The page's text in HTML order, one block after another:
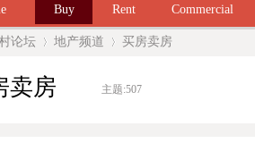
Buy
Rent
Commercial
论坛 地产频道 买房卖房
卖房 主题:507